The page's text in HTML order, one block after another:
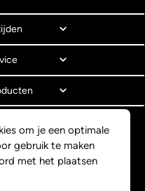
om je een optimale
gebruik te maken
met het plaatsen
Indian Market
Solutions